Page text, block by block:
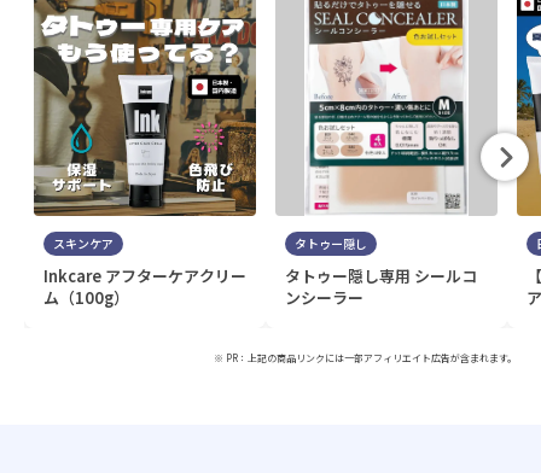
スキンケア
Inkcare アフターケアクリー
ム（100g）
タトゥー隠し
タトゥー隠し専用 シールコ
ンシーラー
※ PR：上記の商品リンクには一部アフィリエイト広告が含まれます。